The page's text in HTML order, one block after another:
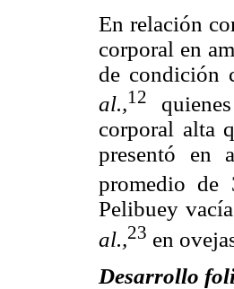
En relación
corporal en
de condición
al.,12
corporal alta
presentó en
promedio
Pelibuey
al.,23 en
Desarrollo